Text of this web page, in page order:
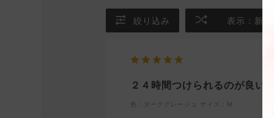
絞り込み 表示：新
２４時間つけられるのが良い
色：ダークグレージュ サイズ：M